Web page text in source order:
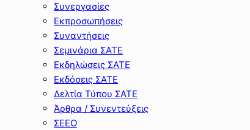
Συνεργασίες
Εκπροσωπήσεις
Συναντήσεις
Σεμινάρια ΣΑΤΕ
Εκδηλώσεις ΣΑΤΕ
Εκδόσεις ΣΑΤΕ
Δελτία Τύπου ΣΑΤΕ
Άρθρα / Συνεντεύξεις
ΣΕΕΟ